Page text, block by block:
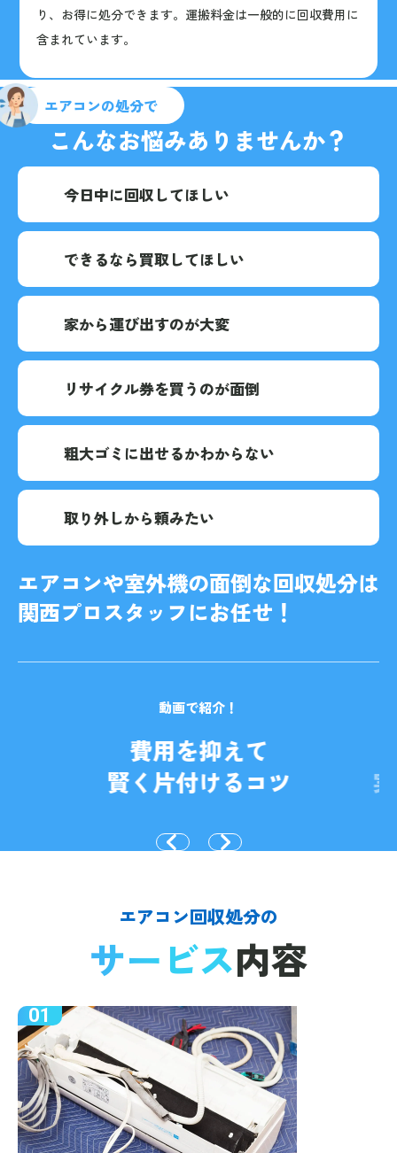
り、お得に処分できます。運搬料金は一般的に回収費用に
含まれています。
エアコンの処分で
こんなお悩みありませんか？
今日中に回収してほしい
できるなら買取してほしい
家から運び出すのが大変
リサイクル券を買うのが面倒
粗大ゴミに出せるかわからない
取り外しから頼みたい
エアコンや室外機の面倒な回収処分は
関西プロスタッフにお任せ！
動画で紹介！
費用を抑えて
賢く片付けるコツ
エアコン回収処分の
サービス内容
01